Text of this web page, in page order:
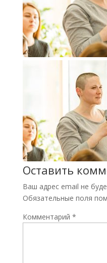
Оставить
Ваш адрес email не
Обязательные поля
Комментарий *